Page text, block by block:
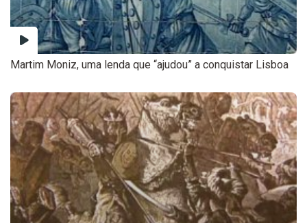
Martim Moniz, uma lenda que “ajudou” a conquistar Lisboa